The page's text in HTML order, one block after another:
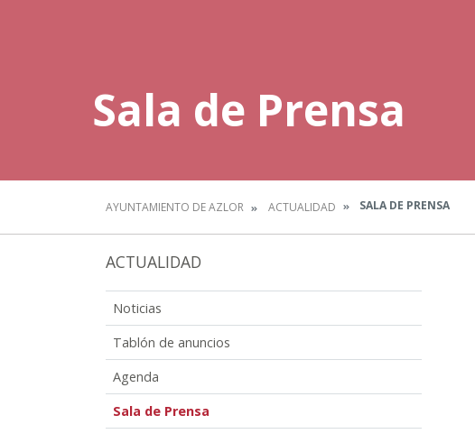
Sala de Prensa
AYUNTAMIENTO DE AZLOR ACTUALIDAD SALA DE PRENSA
ACTUALIDAD
Noticias
Tablón de anuncios
Agenda
Sala de Prensa